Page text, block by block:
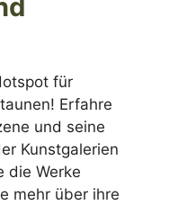
für
Erfahre
und seine
Kunstgalerien
die Werke
mehr über ihre